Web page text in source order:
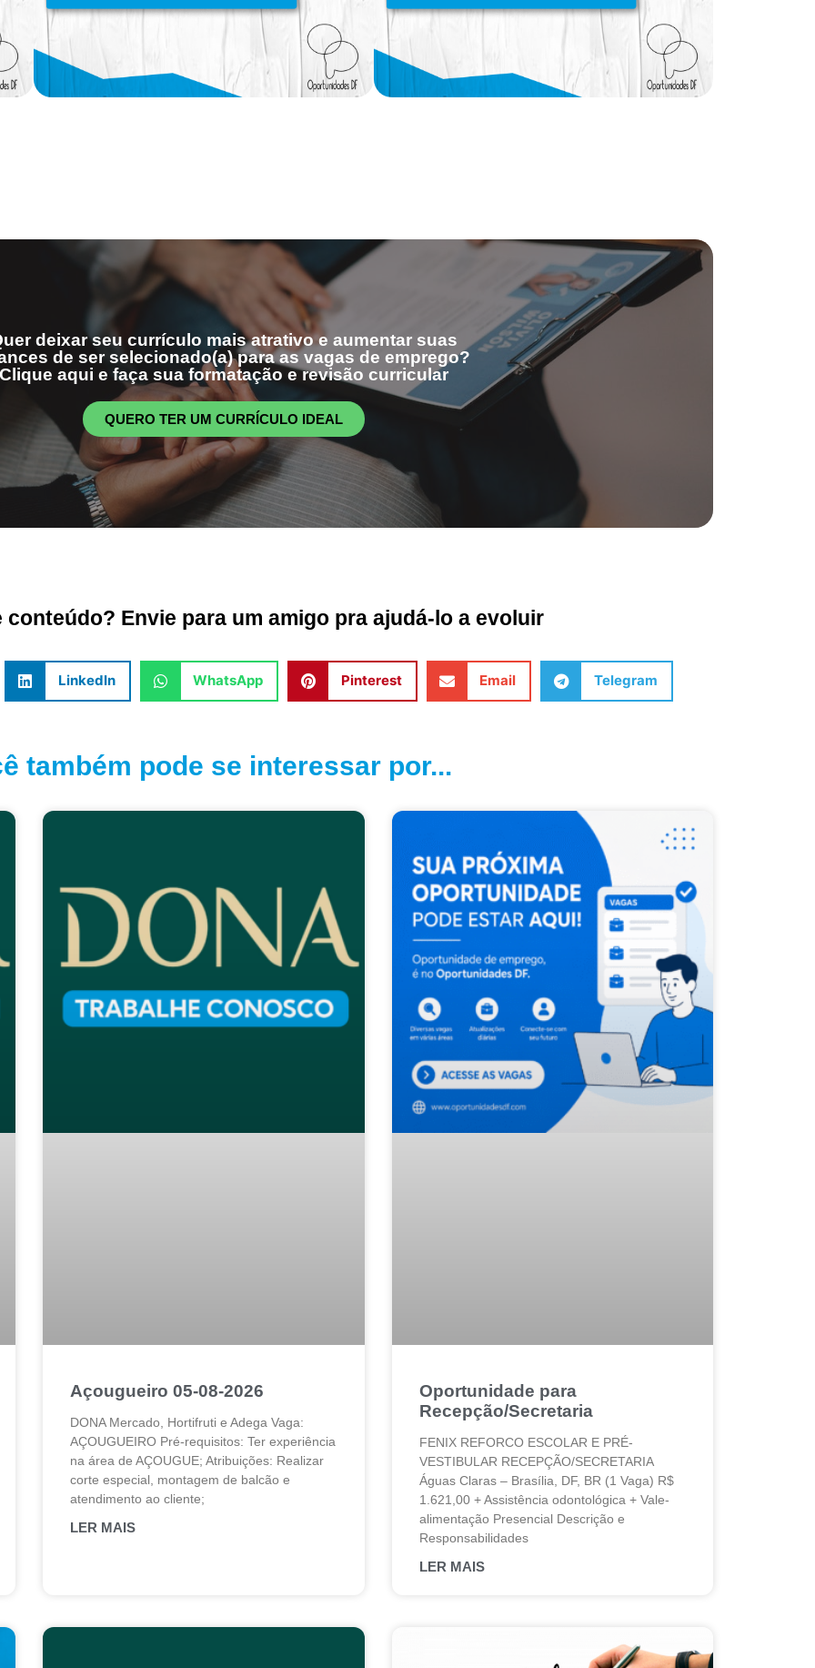
deixar seu currículo mais atrativo e aumentar suas
de ser selecionado(a) para as vagas de emprego?
aqui e faça sua formatação e revisão curricular
QUERO TER UM CURRÍCULO IDEAL
conteúdo? Envie para um amigo pra ajudá-lo a evoluir
LinkedIn WhatsApp Pinterest Email Telegram
também pode se interessar por...
Açougueiro 05-08-2026
DONA Mercado, Hortifruti e Adega Vaga:
AÇOUGUEIRO Pré-requisitos: Ter experiência
na área de AÇOUGUE; Atribuições: Realizar
corte especial, montagem de balcão e
atendimento ao cliente;
LER MAIS
Oportunidade para
Recepção/Secretaria
FENIX REFORCO ESCOLAR E PRÉ-
VESTIBULAR RECEPÇÃO/SECRETARIA
Águas Claras – Brasília, DF, BR (1 Vaga) R$
1.621,00 + Assistência odontológica + Vale-
alimentação Presencial Descrição e
Responsabilidades
LER MAIS